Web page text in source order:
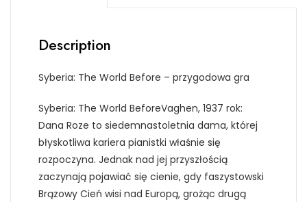
Description
Syberia: The World Before – przygodowa gra
Syberia: The World BeforeVaghen, 1937 rok:
Dana Roze to siedemnastoletnia dama, której
błyskotliwa kariera pianistki właśnie się
rozpoczyna. Jednak nad jej przyszłością
zaczynają pojawiać się cienie, gdy faszystowski
Brązowy Cień wisi nad Europą, grożąc drugą